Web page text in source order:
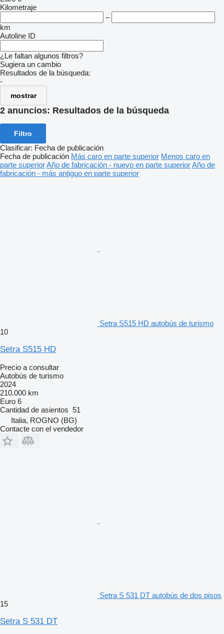
Kilometraje
–
km
Autoline ID
¿Le faltan algunos filtros?
Sugiera un cambio
Resultados de la búsqueda:
-
mostrar
2 anuncios: Resultados de la búsqueda
Filtro
Clasificar: Fecha de publicación
Fecha de publicación Más caro en parte superior Menos caro en
parte superiorAño de fabricación - nuevo en parte superiorAño de
fabricación - más antiguo en parte superior
Setra S515 HD autobús de turismo
10
Setra S515 HD
Precio a consultar
Autobús de turismo
2024
210.000 km
Euro 6
Cantidad de asientos 51
Italia, ROGNO (BG)
Contacte con el vendedor
Setra S 531 DT autobús de dos pisos
15
Setra S 531 DT